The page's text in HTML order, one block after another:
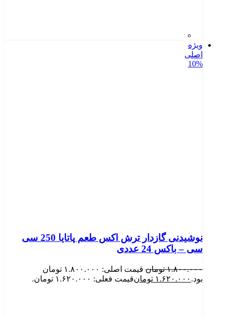
ویژه
اصلی
10%
نوشیدنی گازدار ترش اکس طعم پاتایا 250 سی
سی – باکس 24 عددی
۱.۸۰۰.۰۰۰ تومان
قیمت اصلی: ۱.۸۰۰.۰۰۰ تومان
بود. ۱.۶۲۰.۰۰۰ تومانقیمت فعلی: ۱.۶۲۰.۰۰۰ تومان.